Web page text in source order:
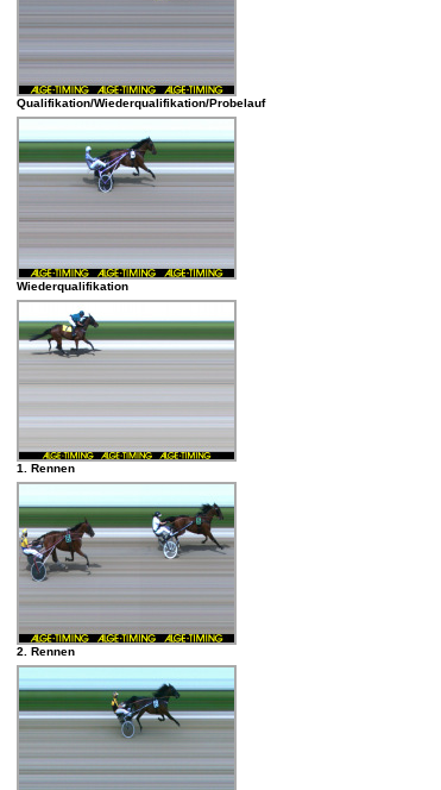
Qualifikation/Wiederqualifikation/Probelauf
Wiederqualifikation
1. Rennen
2. Rennen